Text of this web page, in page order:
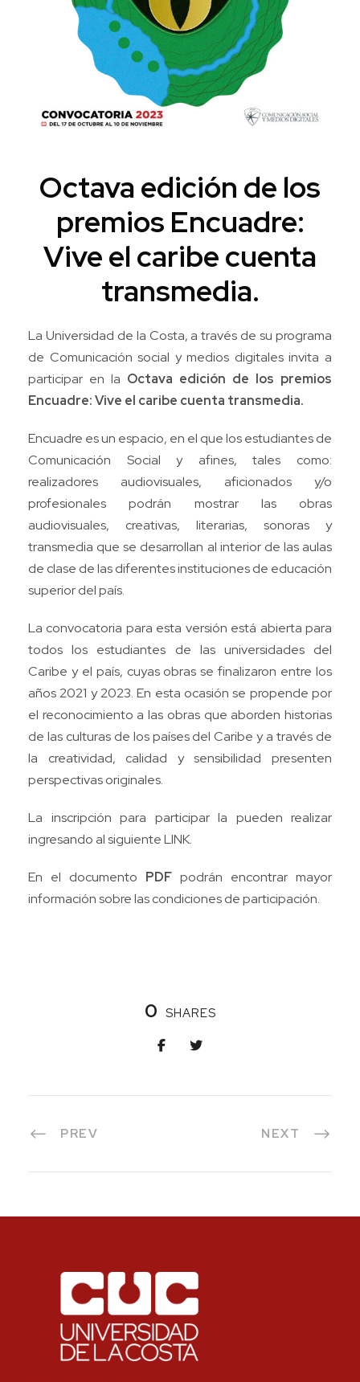
Octava edición de los
premios Encuadre:
Vive el caribe cuenta
transmedia.
La Universidad de la Costa, a través de su programa
de Comunicación social y medios digitales invita a
participar en la Octava edición de los premios
Encuadre: Vive el caribe cuenta transmedia.
Encuadre es un espacio, en el que los estudiantes de
Comunicación Social y afines, tales como:
realizadores audiovisuales, aficionados y/o
profesionales podrán mostrar las obras
audiovisuales, creativas, literarias, sonoras y
transmedia que se desarrollan al interior de las aulas
de clase de las diferentes instituciones de educación
superior del país.
La convocatoria para esta versión está abierta para
todos los estudiantes de las universidades del
Caribe y el país, cuyas obras se finalizaron entre los
años 2021 y 2023. En esta ocasión se propende por
el reconocimiento a las obras que aborden historias
de las culturas de los países del Caribe y a través de
la creatividad, calidad y sensibilidad presenten
perspectivas originales.
La inscripción para participar la pueden realizar
ingresando al siguienteLINK.
En el documento PDF podrán encontrar mayor
información sobre las condiciones de participación.
0 SHARES
PREV NEXT